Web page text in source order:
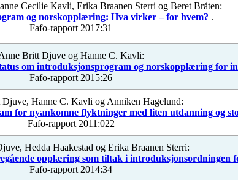
Cecilie Kavli, Erika Braanen Sterri og Beret Bråten:
og norskopplæring: Hva virker – for hvem? .
Fafo-rapport 2017:31
Britt Djuve og Hanne C. Kavli:
om introduksjonsprogram og norskopplæring for
Fafo-rapport 2015:26
Hanne C. Kavli og Anniken Hagelund:
for nyankomne flyktninger med liten utdanning og
Fafo-rapport 2011:022
Hedda Haakestad og Erika Braanen Sterri:
opplæring som tiltak i introduksjonsordningen
Fafo-rapport 2014:34